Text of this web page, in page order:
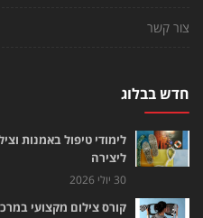
צור קשר
חדש בבלוג
לימודי טיפול באמנות
ליצירה
30 יולי 2026
קורס צילום מקצועי